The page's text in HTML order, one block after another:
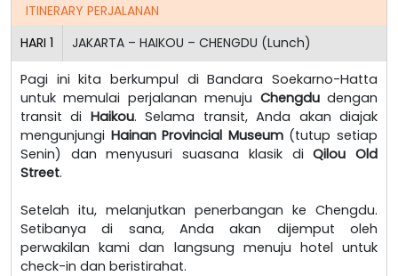
ITINERARY PERJALANAN
HARI 1 JAKARTA – HAIKOU – CHENGDU (Lunch)
Pagi ini kita berkumpul di Bandara Soekarno-Hatta
untuk memulai perjalanan menuju Chengdudengan
transit di Haikou. Selama transit, Anda akan diajak
mengunjungi Hainan Provincial Museum(tutup setiap
Senin) dan menyusuri suasana klasik diQilou Old
Street.
Setelah itu, melanjutkan penerbangan ke Chengdu.
Setibanya di sana, Anda akan dijemput oleh
perwakilan kami dan langsung menuju hotel untuk
check-in dan beristirahat.